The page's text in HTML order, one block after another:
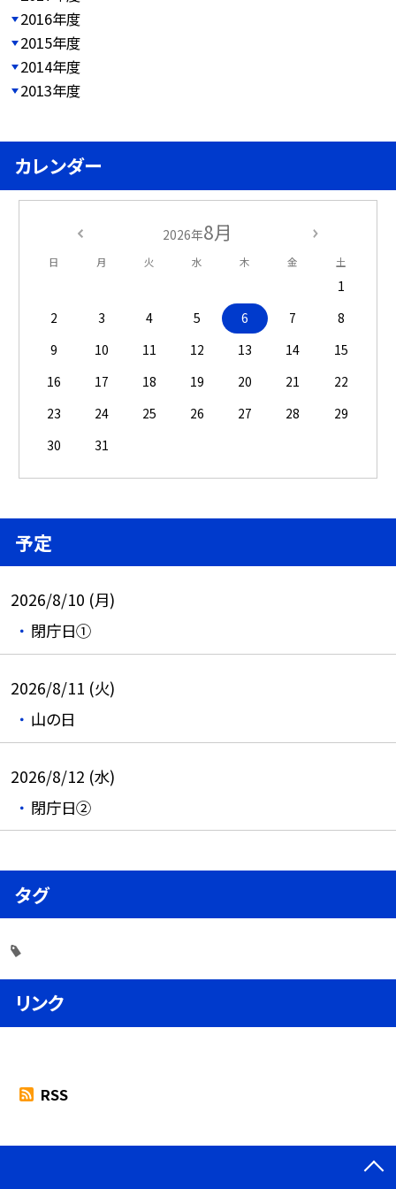
2016年度
2015年度
2014年度
2013年度
カレンダー
2026年8月
日 月 火 水 木 金 土
1
2
3 4 5 6 7
8
9
10 11 12 13 14
15
16
17 18 19 20 21
22
23
24 25 26 27 28
29
30
31
予定
2026/8/10 (月)
閉庁日①
2026/8/11 (火)
山の日
2026/8/12 (水)
閉庁日②
タグ
リンク
RSS